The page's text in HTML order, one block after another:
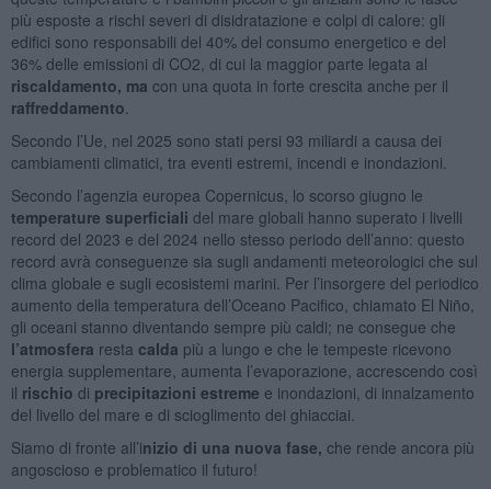
più esposte a rischi severi di disidratazione e colpi di calore: gli
edifici sono responsabili del 40% del consumo energetico e del
36% delle emissioni di CO2, di cui la maggior parte legata al
riscaldamento, ma con una quota in forte crescita anche per il
raffreddamento
Secondo l’Ue, nel 2025 sono stati persi 93 miliardi a causa dei
cambiamenti climatici, tra eventi estremi, incendi e inondazioni.
Secondo l’agenzia europea Copernicus, lo scorso giugno le
temperature superficiali del mare globali hanno superato i livelli
record del 2023 e del 2024 nello stesso periodo dell’anno: questo
record avrà conseguenze sia sugli andamenti meteorologici che sul
clima globale e sugli ecosistemi marini. Per l’insorgere del periodico
aumento della temperatura dell’Oceano Pacifico, chiamato El Niño,
gli oceani stanno diventando sempre più caldi; ne consegue che
l’atmosfera resta calda più a lungo e che le tempeste ricevono
energia supplementare, aumenta l’evaporazione, accrescendo così
il rischio di precipitazioni estreme e inondazioni, di innalzamento
del livello del mare e di scioglimento dei ghiacciai.
Siamo di fronte all’inizio di una nuova fase, che rende ancora più
angoscioso e problematico il futuro!